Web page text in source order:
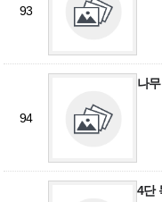
93
94
나
4단